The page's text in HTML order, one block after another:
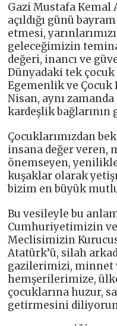
Gazi Mustafa Kemal
açıldığı günü
etmesi,
geleceğimizin
değeri, inancı ve
Dünyadaki tek
Egemenlik ve Çocuk
Nisan, aynı
kardeşlik bağlarının
Çocuklarımızdan
insana değer veren,
önemseyen,
kuşaklar olarak
bizim en büyük
Bu vesileyle bu
Cumhuriyetimizin
Meclisimizin
Atatürk’ü, silah
gazilerimizi, minnet
hemşerilerimize,
çocuklarına huzur,
getirmesini